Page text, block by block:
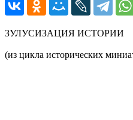
ЗУЛУСИЗАЦИЯ ИСТОРИИ
(из цикла исторических